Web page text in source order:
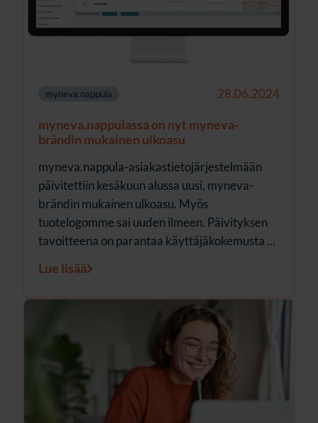
myneva.nappula 28.06.2024
myneva.nappulassa on nyt myneva-
brändin mukainen ulkoasu
myneva.nappula-asiakastietojärjestelmään
päivitettiin kesäkuun alussa uusi, myneva-
brändin mukainen ulkoasu. Myös
tuotelogomme sai uuden ilmeen. Päivityksen
tavoitteena on parantaa käyttäjäkokemusta ...
Lue lisää